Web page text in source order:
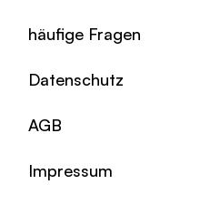
häufige Fragen
Datenschutz
AGB
Impressum